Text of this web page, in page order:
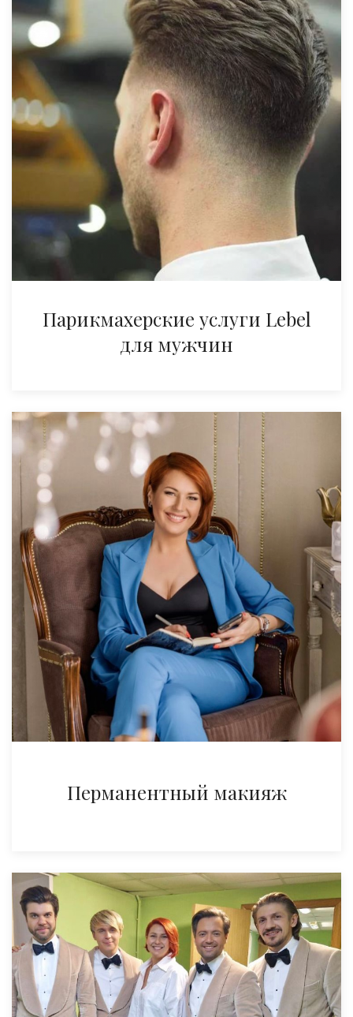
Парикмахерские услуги Lebel
для мужчин
Перманентный макияж